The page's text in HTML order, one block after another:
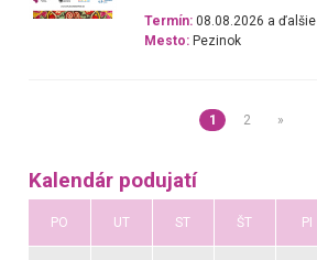
Termín: 08.08.2026 a ďalšie
Mesto: Pezinok
1 2 »
Kalendár podujatí
PO UT ST ŠT PI